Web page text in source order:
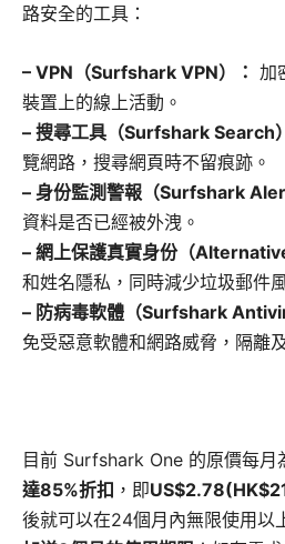
路安全的工具：
– VPN（Surfshark VPN）： 加
裝置上的線上活動。
– 搜尋工具（Surfshark Search
覽網路，搜尋網頁時不留痕跡。
– 身份監測警報（Surfshark
資料是否已經被外洩。
– 網上保護真實身份（
和姓名隱私，同時減少垃圾郵件
– 防病毒軟體（Surfshark
免受惡意軟體和網路威脅，隔離
目前 Surfshark One 的原價每月
達85%折扣 ，即
後就可以在24個月內無限使用以